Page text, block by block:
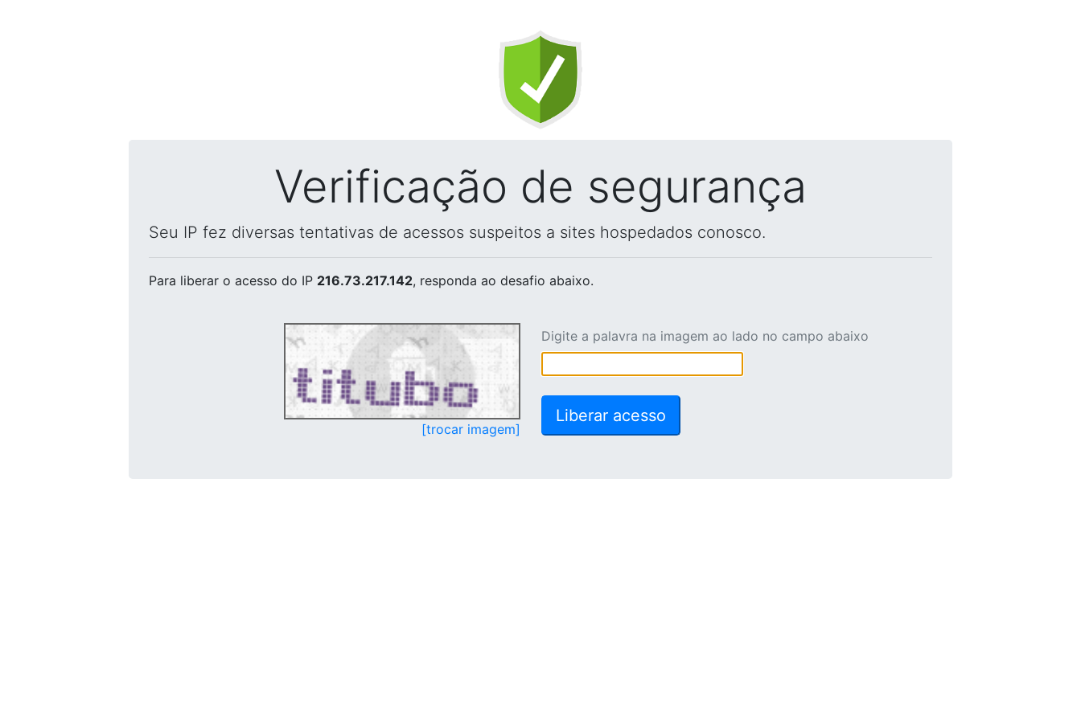
Verificação de segurança
Seu IP fez diversas tentativas de acessos suspeitos a sites hospedados conosco.
Para liberar o acesso do IP 216.73.217.142, responda ao desafio abaixo.
[trocar imagem]
Digite a palavra na imagem ao lado no campo abaixo